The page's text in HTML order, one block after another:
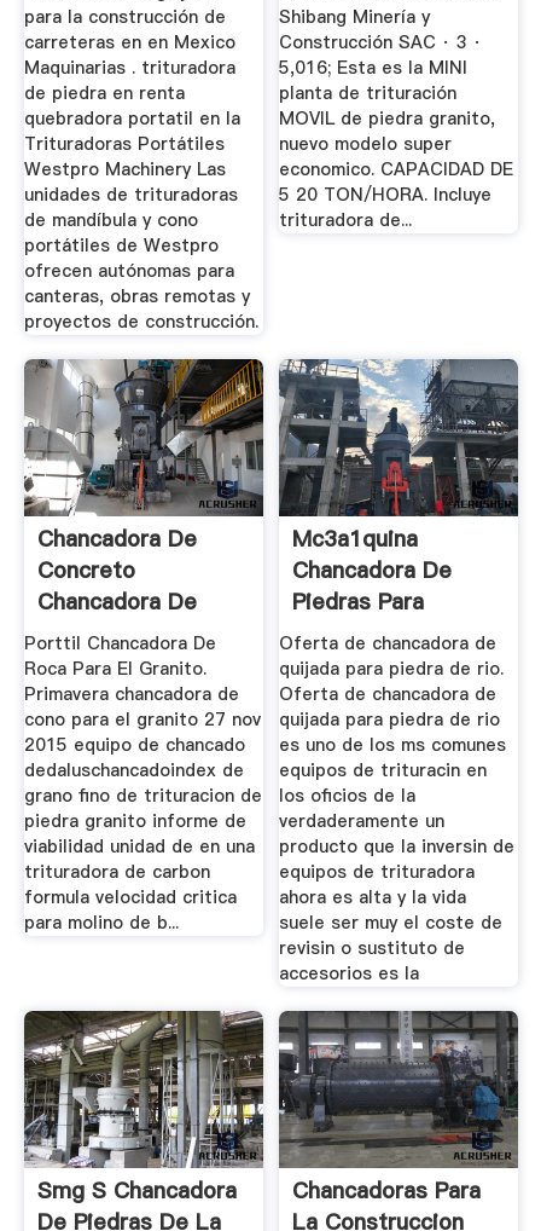
para la construcción de
carreteras en en Mexico
Maquinarias . trituradora
de piedra en renta
quebradora portatil en la
Trituradoras Portátiles
Westpro Machinery Las
unidades de trituradoras
de mandíbula y cono
portátiles de Westpro
ofrecen autónomas para
canteras, obras remotas y
proyectos de construcción.
Shibang Minería y
Construcción SAC · 3 ·
5,016; Esta es la MINI
planta de trituración
MOVIL de piedra granito,
nuevo modelo super
economico. CAPACIDAD DE
5 20 TON/HORA. Incluye
trituradora de...
Chancadora De
Concreto
Chancadora De
Granito
Porttil Chancadora De
Roca Para El Granito.
Primavera chancadora de
cono para el granito 27 nov
2015 equipo de chancado
dedaluschancadoindex de
grano fino de trituracion de
piedra granito informe de
viabilidad unidad de en una
trituradora de carbon
formula velocidad critica
para molino de b...
Mc3a1quina
Chancadora De
Piedras Para
Construccion
Oferta de chancadora de
quijada para piedra de rio.
Oferta de chancadora de
quijada para piedra de rio
es uno de los ms comunes
equipos de trituracin en
los oficios de la
verdaderamente un
producto que la inversin de
equipos de trituradora
ahora es alta y la vida
suele ser muy el coste de
revisin o sustituto de
accesorios es la
Smg S Chancadora
De Piedras De La
Chancadoras Para
La Construccion